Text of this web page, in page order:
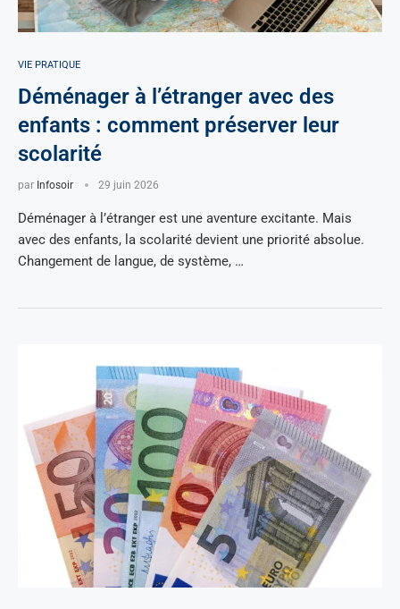
VIE PRATIQUE
Déménager à l’étranger avec des
enfants : comment préserver leur
scolarité
par Infosoir 29 juin 2026
Déménager à l’étranger est une aventure excitante. Mais
avec des enfants, la scolarité devient une priorité absolue.
Changement de langue, de système, …